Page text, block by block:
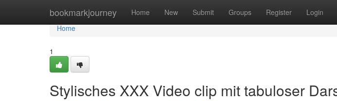
bookmarkjourney Home New Submit Groups Register Login
Home
Home
1
Stylisches XXX Video clip mit tabuloser